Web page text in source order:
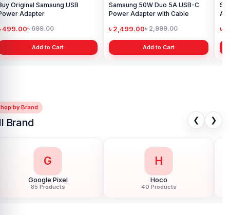
Original Samsung USB
Adapter
499.00৳ 699.00
Add to Cart
Samsung 50W Duo 5A USB-C
Power Adapter with Cable
৳ 2,499.00৳ 2,999.00
Add to Cart
৳
by Brand
Brand ❮ ❯
G
Google Pixel
85 Products
H
Hoco
40 Products